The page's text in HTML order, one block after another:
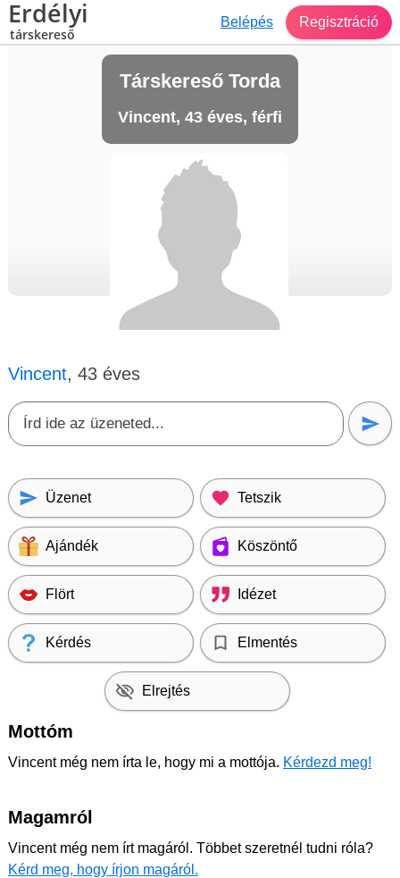
Erdélyi
társkereső
Belépés Regisztráció
Társkereső Torda
Vincent, 43 éves, férfi
Vincent, 43 éves
Üzenet Tetszik
Ajándék Köszöntő
Flört Idézet
Kérdés Elmentés
Elrejtés
Mottóm
Vincent még nem írta le, hogy mi a mottója. Kérdezd meg!
Magamról
Vincent még nem írt magáról. Többet szeretnél tudni róla?
Kérd meg, hogy írjon magáról.